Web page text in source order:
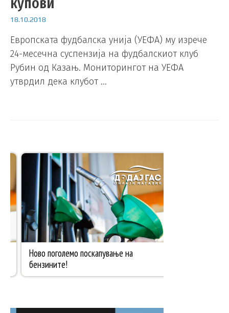
18.10.2018
Европската фудбалска унија (УЕФА) му изрече
24-месечна суспензија на фудбалскиот клуб
Рубин од Казањ. Мониторингот на УЕФА
утврдил дека клубот …